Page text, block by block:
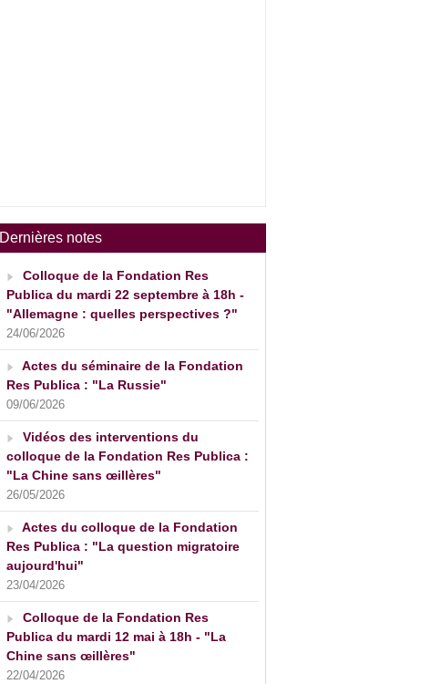
Dernières notes
Colloque de la Fondation Res
Publica du mardi 22 septembre à 18h -
"Allemagne : quelles perspectives ?"
24/06/2026
Actes du séminaire de la Fondation
Res Publica : "La Russie"
09/06/2026
Vidéos des interventions du
colloque de la Fondation Res Publica :
"La Chine sans œillères"
26/05/2026
Actes du colloque de la Fondation
Res Publica : "La question migratoire
aujourd'hui"
23/04/2026
Colloque de la Fondation Res
Publica du mardi 12 mai à 18h - "La
Chine sans œillères"
22/04/2026